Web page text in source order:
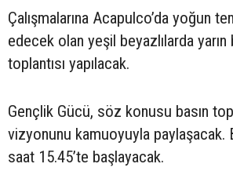
Çalışmalarına Acapulco’da yoğun
edecek olan yeşil beyazlılarda yarın
toplantısı yapılacak.
Gençlik Gücü, söz konusu basın
vizyonunu kamuoyuyla paylaşacak.
saat 15.45’te başlayacak.